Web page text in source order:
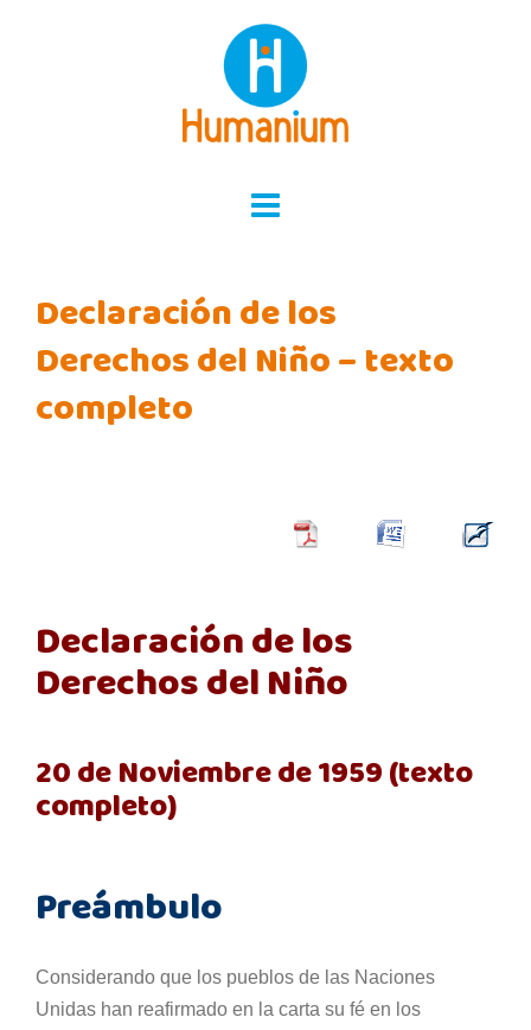
Declaración de los
Derechos del Niño – texto
completo
Declaración de los
Derechos del Niño
20 de Noviembre de 1959 (texto
completo)
Preámbulo
Considerando que los pueblos de las Naciones
Unidas han reafirmado en la carta su fé en los